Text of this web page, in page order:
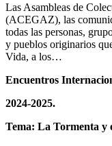
Las Asambleas de
(ACEGAZ), las
todas las personas,
y pueblos originarios
Vida, a los…
Encuentros
2024-2025.
Tema: La Tormenta y